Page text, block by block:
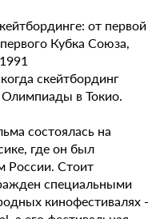
от первой
Кубка Союза,
скейтбординг
в Токио.
состоялась на
где он был
России. Стоит
специальными
кинофестивалях -